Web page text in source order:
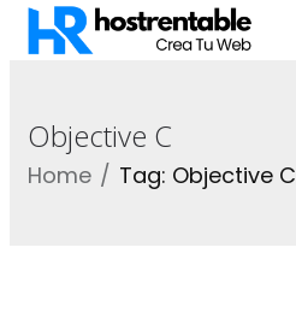
Objective C
Home Tag: Objective C